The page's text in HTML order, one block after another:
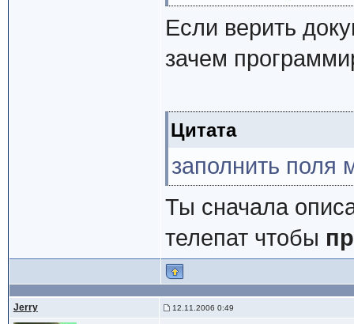
Если верить
зачем
Цитата
заполнить поля
Ты сначала
телепат чтобы
Jerry 12.11.2006 0:49